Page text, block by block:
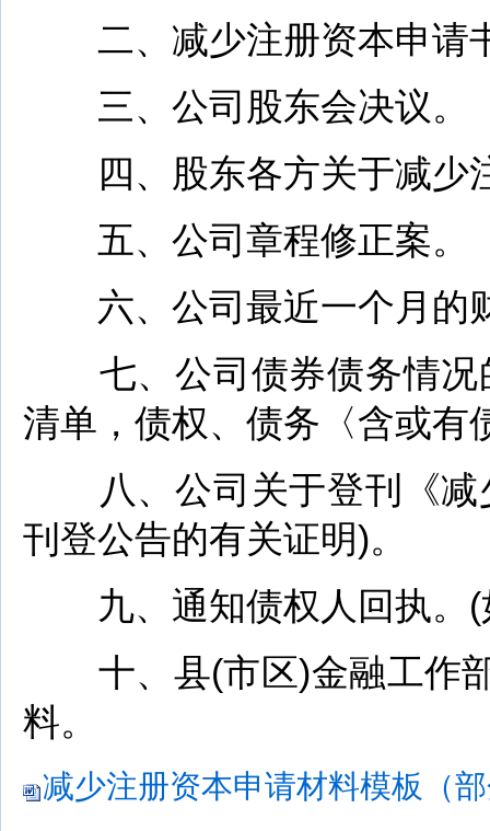
二、减少注册资本申请书
三、公司股东会决议。
四、股东各方关于减少
五、公司章程修正案。
六、公司最近一个月的财
七、公司债券债务情况
清单，债权、债务〈含或有
八、公司关于登刊《减
刊登公告的有关证明)。
九、通知债权人回执。(
十、县(市区)金融工作部
料。
减少注册资本申请材料模板（